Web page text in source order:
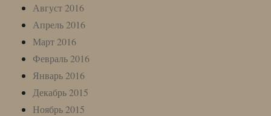
Август 2016
Апрель 2016
Март 2016
Февраль 2016
Январь 2016
Декабрь 2015
Ноябрь 2015